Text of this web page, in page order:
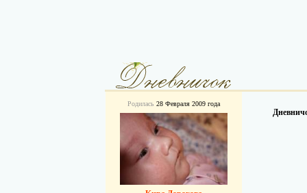
Родилась 28 Февраля 2009 года